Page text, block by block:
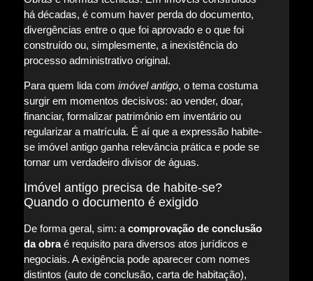
há décadas, é comum haver perda do documento,
divergências entre o que foi aprovado e o que foi
construído ou, simplesmente, a inexistência do
processo administrativo original.
Para quem lida com imóvel antigo, o tema costuma
surgir em momentos decisivos: ao vender, doar,
financiar, formalizar patrimônio em inventário ou
regularizar a matrícula. É aí que a expressão habite-
se imóvel antigo ganha relevância prática e pode se
tornar um verdadeiro divisor de águas.
Imóvel antigo precisa de habite-se?
Quando o documento é exigido
De forma geral, sim: a comprovação de conclusão
da obraé requisito para diversos atos jurídicos e
negociais. A exigência pode aparecer com nomes
distintos (auto de conclusão, carta de habitação),